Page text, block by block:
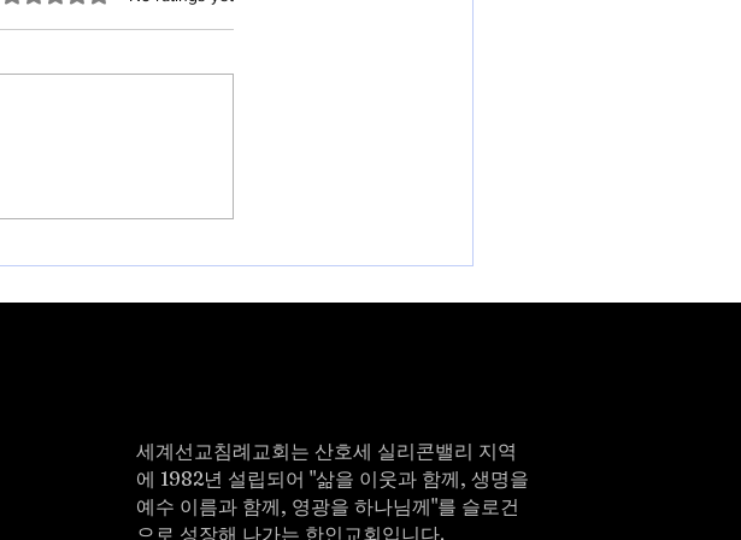
세계선교침례교회는 산호세 실리콘밸리 지역
에 1982년 설립되어 "삶을 이웃과 함께, 생명을
예수 이름과 함께, 영광을 하나님께"를 슬로건
으로 성장해 나가는 한인교회입니다.